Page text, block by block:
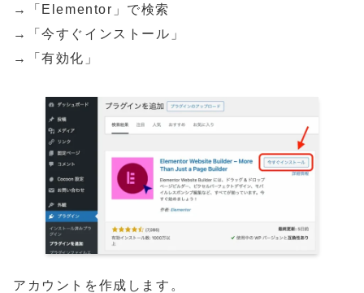
→「Elementor」で検索
→「今すぐインストール」
→「有効化」
アカウントを作成します。